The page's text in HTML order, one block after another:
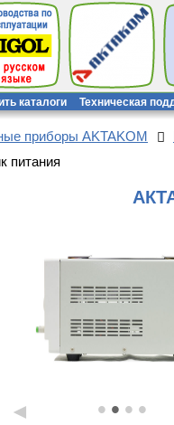
каталоги Техническая
приборы AKTAKOM
питания
• • • •
◄